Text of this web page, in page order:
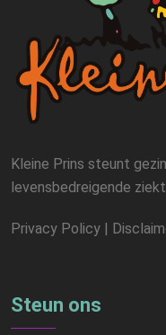
Kleine Prins steunt
levensbedreigende
Privacy Policy |
Steun ons